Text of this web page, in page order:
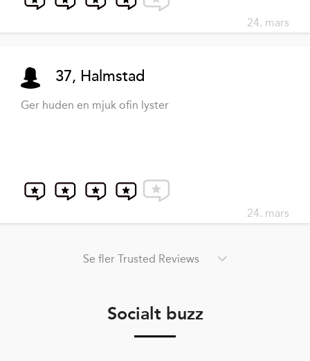
24. mars
37, Halmstad
Ger huden en mjuk ofin lyster
24. mars
Se fler Trusted Reviews
Socialt buzz